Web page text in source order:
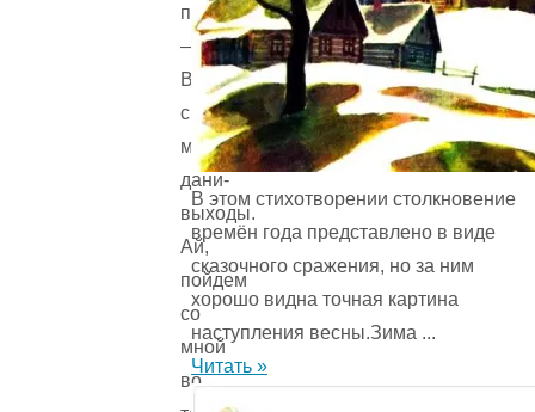
получкою
—
Выбирать
с
мужиков
дани-
выходы.
Ай,
пойдем
со
мной
во
В этом стихотворении столкновение
времён года представ­лено в виде
сказочного сражения, но за ним
хорошо видна точная картина
наступления весны.Зима ...
Читать »